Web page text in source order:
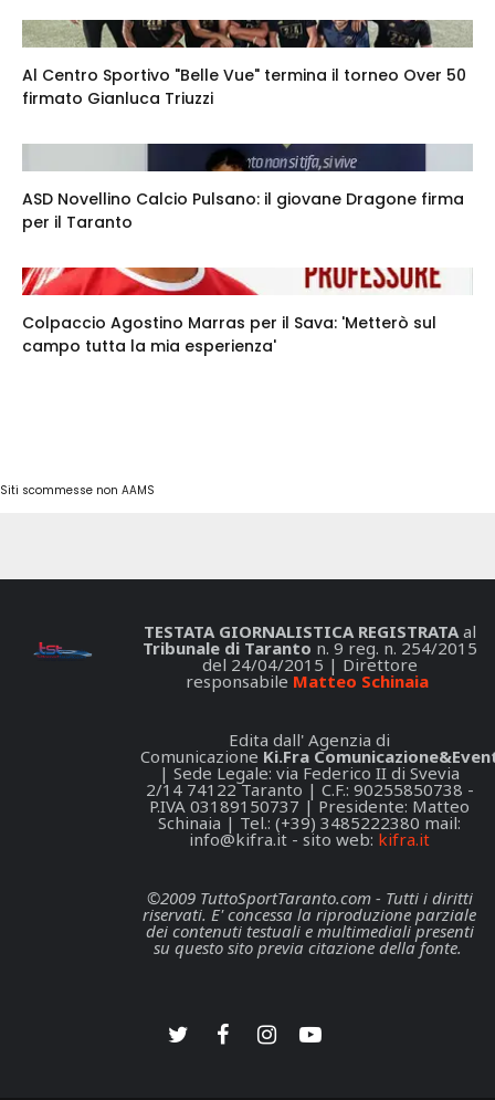
Al Centro Sportivo "Belle Vue" termina il torneo Over 50
firmato Gianluca Triuzzi
ASD Novellino Calcio Pulsano: il giovane Dragone firma
per il Taranto
Colpaccio Agostino Marras per il Sava: 'Metterò sul
campo tutta la mia esperienza'
Siti scommesse non AAMS
TESTATA GIORNALISTICA REGISTRATAal
Tribunale di Taranto n. 9 reg. n. 254/2015
del 24/04/2015 | Direttore
responsabile Matteo Schinaia
Edita dall' Agenzia di
Comunicazione Ki.Fra
| Sede Legale: via Federico II di Svevia
2/14 74122 Taranto | C.F.: 90255850738 -
P.IVA 03189150737 | Presidente: Matteo
Schinaia | Tel.: (+39) 3485222380 mail:
info@kifra.it - sito web: kifra.it
©2009 TuttoSportTaranto.com - Tutti i diritti
riservati. E' concessa la riproduzione parziale
dei contenuti testuali e multimediali presenti
su questo sito previa citazione della fonte.